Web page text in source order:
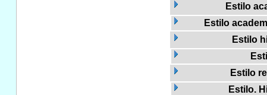
Estilo
Estilo
Estilo
Estilo
Estilo.